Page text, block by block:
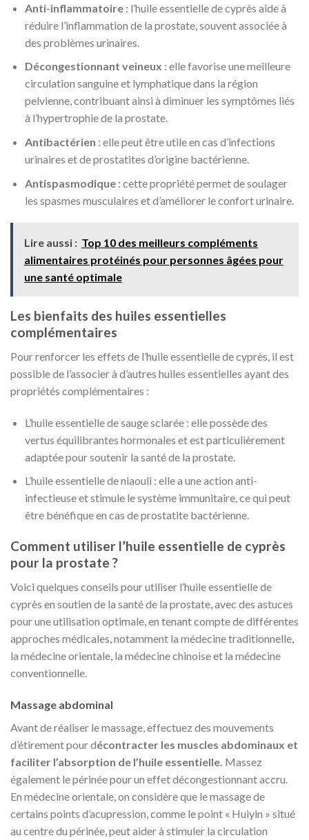
Anti-inflammatoire: l’huile essentielle de cyprès aide à
réduire l’inflammation de la prostate, souvent associée à
des problèmes urinaires.
Décongestionnant veineux : elle favorise une meilleure
circulation sanguine et lymphatique dans la région
pelvienne, contribuant ainsi à diminuer les symptômes liés
à l’hypertrophie de la prostate.
Antibactérien : elle peut être utile en cas d’infections
urinaires et de prostatites d’origine bactérienne.
Antispasmodique: cette propriété permet de soulager
les spasmes musculaires et d’améliorer le confort urinaire.
Lire aussi : Top 10 des meilleurs compléments
alimentaires protéinés pour personnes âgées pour
une santé optimale
Les bienfaits des huiles essentielles
complémentaires
Pour renforcer les effets de l’huile essentielle de cyprès, il est
possible de l’associer à d’autres huiles essentielles ayant des
propriétés complémentaires :
L’huile essentielle de sauge sclarée : elle possède des
vertus équilibrantes hormonales et est particulièrement
adaptée pour soutenir la santé de la prostate.
L’huile essentielle de niaouli : elle a une action anti-
infectieuse et stimule le système immunitaire, ce qui peut
être bénéfique en cas de prostatite bactérienne.
Comment utiliser l’huile essentielle de cyprès
pour la prostate ?
Voici quelques conseils pour utiliser l’huile essentielle de
cyprès en soutien de la santé de la prostate, avec des astuces
pour une utilisation optimale, en tenant compte de différentes
approches médicales, notamment la médecine traditionnelle,
la médecine orientale, la médecine chinoise et la médecine
conventionnelle.
Massage abdominal
Avant de réaliser le massage, effectuez des mouvements
d’étirement pour décontracter les muscles abdominaux et
faciliter l’absorption de l’huile essentielle. Massez
également le périnée pour un effet décongestionnant accru.
En médecine orientale, on considère que le massage de
certains points d’acupression, comme le point « Huiyin » situé
au centre du périnée, peut aider à stimuler la circulation